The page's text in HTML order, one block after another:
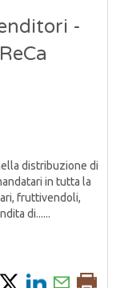
-
distribuzione di
in tutta la
fruttivendoli,
di......